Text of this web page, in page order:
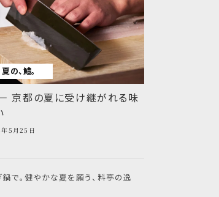
夏の、鱧。
京都の夏に受け継がれる味
5月25日
で。健やかな夏を願う、料亭の逸